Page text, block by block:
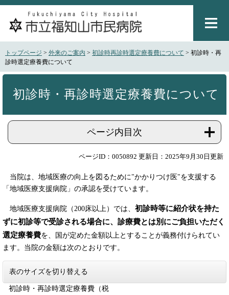
ペ
頭
で
メ
飛
ば
文
トップページ > 外来のご案内 > 初診時再診時選定療養費について > 初診時・再
診時選定療養費について
初診時・再診時選定療養費について
ページ内目次
ページID：0050892 更新日：2025年9月30日更新
当院は、地域医療の向上を図るために"かかりつけ医"を支援する
「地域医療支援病院」の承認を受けています。
地域医療支援病院（200床以上）では、 初診時等に紹介状を持た
ずに初診等で受診される場合に、診療費とは別にご負担いただく
選定療養費を、国が定めた金額以上とすることが義務付けられてい
ます。当院の金額は次のとおりです。
表のサイズを切り替える
初診時・再診時選定療養費（税